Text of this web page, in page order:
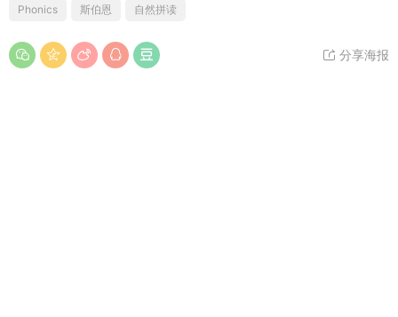
Phonics 斯伯恩 自然拼读
分享海报